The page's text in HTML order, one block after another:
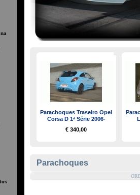
Parachoques Traseiro Opel
Corsa D 1ª Série 2006-
€ 340,00
Parachoques